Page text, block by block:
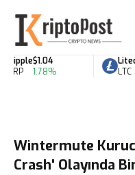
Ripple
XRP
$1.04
1.78%
LTC
Wintermute
Crash' Olayında